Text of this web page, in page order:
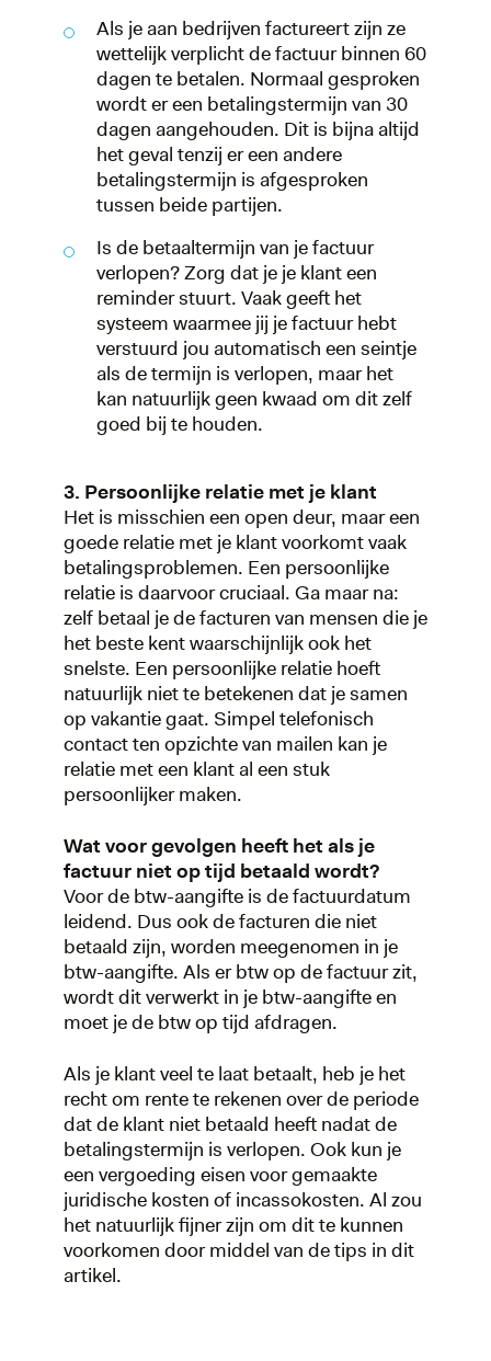
Als je aan bedrijven factureert zijn ze
wettelijk verplicht de factuur binnen 60
dagen te betalen. Normaal gesproken
wordt er een betalingstermijn van 30
dagen aangehouden. Dit is bijna altijd
het geval tenzij er een andere
betalingstermijn is afgesproken
tussen beide partijen.
Is de betaaltermijn van je factuur
verlopen? Zorg dat je je klant een
reminder stuurt. Vaak geeft het
systeem waarmee jij je factuur hebt
verstuurd jou automatisch een seintje
als de termijn is verlopen, maar het
kan natuurlijk geen kwaad om dit zelf
goed bij te houden.
3. Persoonlijke relatie met je klant
Het is misschien een open deur, maar een
goede relatie met je klant voorkomt vaak
betalingsproblemen. Een persoonlijke
relatie is daarvoor cruciaal. Ga maar na:
zelf betaal je de facturen van mensen die je
het beste kent waarschijnlijk ook het
snelste. Een persoonlijke relatie hoeft
natuurlijk niet te betekenen dat je samen
op vakantie gaat. Simpel telefonisch
contact ten opzichte van mailen kan je
relatie met een klant al een stuk
persoonlijker maken.
Wat voor gevolgen heeft het als je
factuur niet op tijd betaald wordt?
Voor de btw-aangifte is de factuurdatum
leidend. Dus ook de facturen die niet
betaald zijn, worden meegenomen in je
btw-aangifte. Als er btw op de factuur zit,
wordt dit verwerkt in je btw-aangifte en
moet je de btw op tijd afdragen.
Als je klant veel te laat betaalt, heb je het
recht om rente te rekenen over de periode
dat de klant niet betaald heeft nadat de
betalingstermijn is verlopen. Ook kun je
een vergoeding eisen voor gemaakte
juridische kosten of incassokosten. Al zou
het natuurlijk fijner zijn om dit te kunnen
voorkomen door middel van de tips in dit
artikel.